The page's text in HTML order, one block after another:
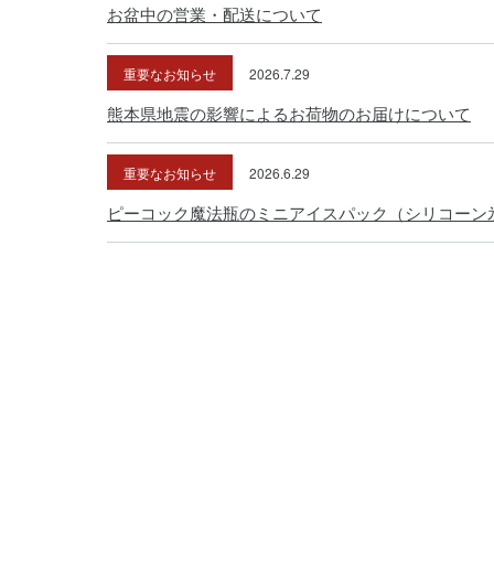
お盆中の営業・配送について
重要なお知らせ 2026.7.29
熊本県地震の影響によるお荷物のお届けについて
重要なお知らせ 2026.6.29
ピーコック魔法瓶のミニアイスパック（シリコー